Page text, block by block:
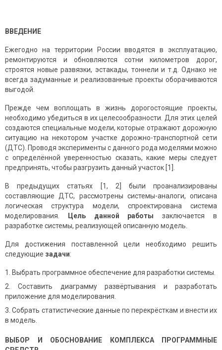
ВВЕДЕНИЕ
Ежегодно на территории России вводятся в эксплуатацию,
ремонтируются и обновляются сотни километров дорог,
строятся новые развязки, эстакады, тоннели и т.д. Однако не
всегда задуманные и реализованные проекты оборачиваются
выгодой.
Прежде чем воплощать в жизнь дорогостоящие проекты,
необходимо убедиться в их целесообразности. Для этих целей
создаются специальные модели, которые отражают дорожную
ситуацию на некотором участке дорожно-транспортной сети
(ДТС). Проводя эксперименты с данного рода моделями можно
с определённой уверенностью сказать, какие меры следует
предпринять, чтобы разгрузить данный участок [1].
В предыдущих статьях [1, 2] были проанализированы
составляющие ДТС, рассмотрены системы-аналоги, описана
логическая структура модели, спроектирована система
моделирования.
Цель данной работы заключается в
разработке системы, реализующей описанную модель.
Для достижения поставленной цели необходимо решить
следующие задачи:
Выбрать программное обеспечение для разработки системы.
Составить диаграмму развёртывания и разработать
приложение для моделирования.
Собрать статистические данные по перекрёсткам и внести их
в модель.
ВЫБОР И ОБОСНОВАНИЕ КОМПЛЕКСА ПРОГРАММНЫЕ